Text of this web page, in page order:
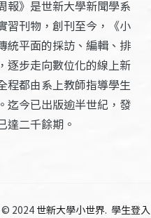
報》是世新大學新聞學系
習刊物，創刊至今，《小
統平面的採訪、編輯、排
逐步走向數位化的線上新
程都由系上教師指導學生
迄今已出版逾半世紀，發
達二千餘期。
2024 世新大學小世界. 學生登入